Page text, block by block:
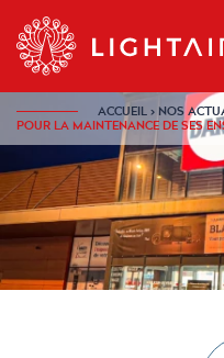
Aller au contenu
ACCUEIL› NOS
POUR LA MAINTENANCE DE SES